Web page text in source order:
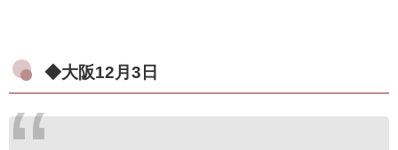
◆大阪12月3日